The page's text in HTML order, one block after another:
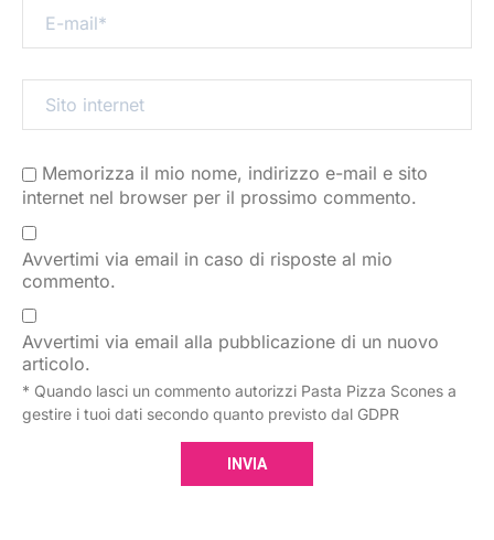
Memorizza il mio nome, indirizzo e-mail e sito
internet nel browser per il prossimo commento.
Avvertimi via email in caso di risposte al mio
commento.
Avvertimi via email alla pubblicazione di un nuovo
articolo.
* Quando lasci un commento autorizzi Pasta Pizza Scones a
gestire i tuoi dati secondo quanto previsto dal GDPR